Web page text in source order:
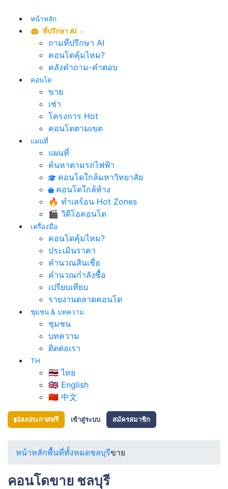
หน้าหลัก
ที่ปรึกษา AI
ถามที่ปรึกษา AI
คอนโดคุ้มไหม?
คลังคำถาม-คำตอบ
คอนโด
ขาย
เช่า
โครงการ Hot
คอนโดตามเขต
แผนที่
แผนที่
ค้นหาตามรถไฟฟ้า
คอนโดใกล้มหาวิทยาลัย
คอนโดใกล้ห้าง
🔥 ทำเลร้อน Hot Zones
🎬 วิดีโอคอนโด
เครื่องมือ
คอนโดคุ้มไหม?
ประเมินราคา
คำนวณสินเชื่อ
คำนวณกำลังซื้อ
เปรียบเทียบ
รายงานตลาดคอนโด
ชุมชน & บทความ
ชุมชน
บทความ
ติดต่อเรา
TH
🇹🇭 ไทย
🇬🇧 English
🇨🇳 中文
ลงประกาศฟรี เข้าสู่ระบบ สมัครสมาชิก
หน้าหลักพื้นที่ทั้งหมดชลบุรีขาย
คอนโดขาย ชลบุรี